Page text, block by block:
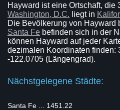
Hayward ist eine Ortschaft, die
Washington, D.C. liegt in
Die Bevölkerung von Hayward
Santa Fe befinden sich in der
können Hayward auf jeder
dezimalen Koordinaten finden:
-122.0705 (Längengrad).
Nächstgelegene Städte:
Santa Fe ... 1451.22